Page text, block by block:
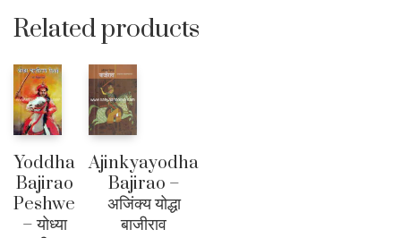
Related products
Yoddha
Bajirao
Peshwe
– योध्या
Ajinkyayodha
Bajirao –
अजिंक्य योद्धा
बाजीराव